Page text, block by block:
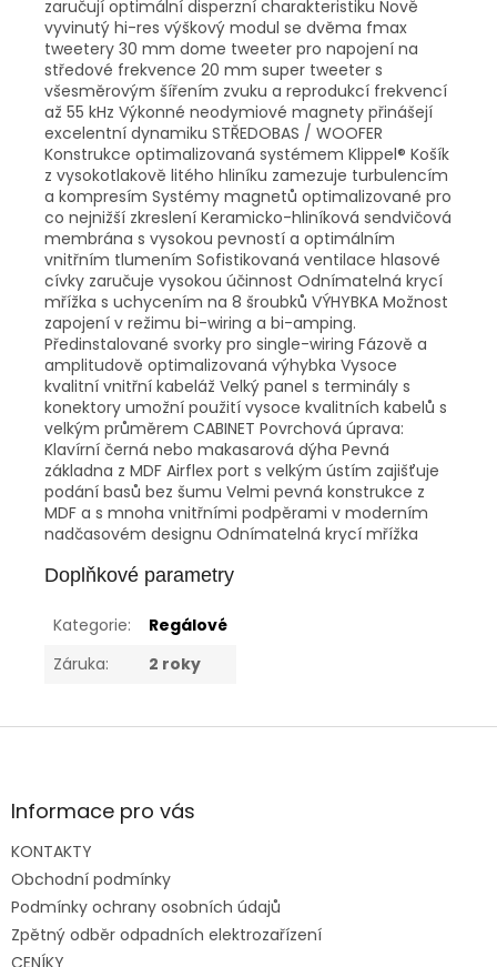
zaručují optimální disperzní charakteristiku Nově
vyvinutý hi-res výškový modul se dvěma fmax
tweetery 30 mm dome tweeter pro napojení na
středové frekvence 20 mm super tweeter s
všesměrovým šířením zvuku a reprodukcí frekvencí
až 55 kHz Výkonné neodymiové magnety přinášejí
excelentní dynamiku STŘEDOBAS / WOOFER
Konstrukce optimalizovaná systémem Klippel® Košík
z vysokotlakově litého hliníku zamezuje turbulencím
a kompresím Systémy magnetů optimalizované pro
co nejnižší zkreslení Keramicko-hliníková sendvičová
membrána s vysokou pevností a optimálním
vnitřním tlumením Sofistikovaná ventilace hlasové
cívky zaručuje vysokou účinnost Odnímatelná krycí
mřížka s uchycením na 8 šroubků VÝHYBKA Možnost
zapojení v režimu bi-wiring a bi-amping.
Předinstalované svorky pro single-wiring Fázově a
amplitudově optimalizovaná výhybka Vysoce
kvalitní vnitřní kabeláž Velký panel s terminály s
konektory umožní použití vysoce kvalitních kabelů s
velkým průměrem CABINET Povrchová úprava:
Klavírní černá nebo makasarová dýha Pevná
základna z MDF Airflex port s velkým ústím zajišťuje
podání basů bez šumu Velmi pevná konstrukce z
MDF a s mnoha vnitřními podpěrami v moderním
nadčasovém designu Odnímatelná krycí mřížka
Doplňkové parametry
Kategorie:
Regálové
Záruka: 2 roky
Z
aInformace pro vás
KONTAKTY
Obchodní podmínky
Podmínky ochrany osobních údajů
Zpětný odběr odpadních elektrozařízení